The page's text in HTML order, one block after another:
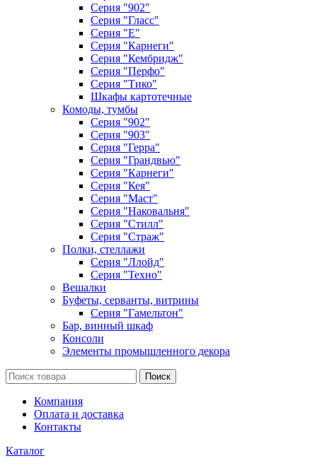
Серия "902"
Серия "Гласс"
Серия "Е"
Серия "Карнеги"
Серия "Кембридж"
Серия "Перфо"
Серия "Тико"
Шкафы картотечные
Комоды, тумбы
Серия "902"
Серия "903"
Серия "Герра"
Серия "Грандвью"
Серия "Карнеги"
Серия "Кея"
Серия "Маст"
Серия "Наковальня"
Серия "Стилл"
Серия "Страж"
Полки, стеллажи
Серия "Ллойд"
Серия "Техно"
Вешалки
Буфеты, серванты, витрины
Серия "Гамельтон"
Бар, винный шкаф
Консоли
Элементы промышленного декора
Поиск
Компания
Оплата и доставка
Контакты
Каталог